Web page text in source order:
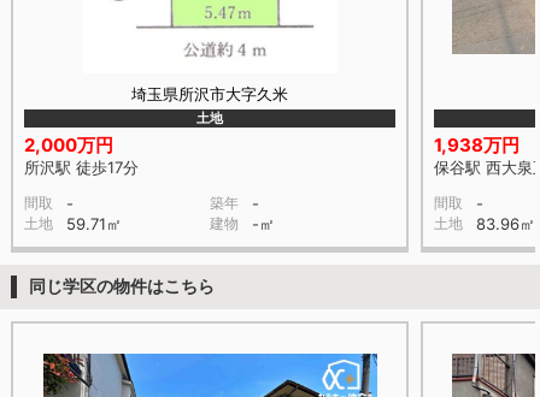
埼玉県所沢市大字久米
土地
2,000万円
所沢駅 徒歩17分
間取 - 築年 -
土地 59.71㎡ 建物 -㎡
1,938万円
保谷駅 西大泉
間取 -
土地 83.96㎡
同じ学区の物件はこちら